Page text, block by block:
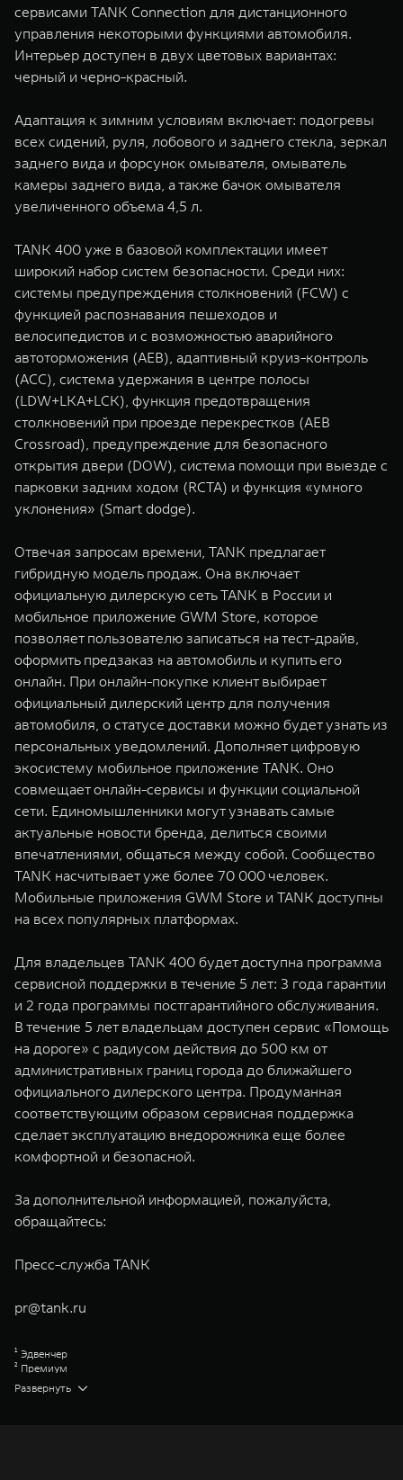
сервисами TANK Connection для дистанционного
управления некоторыми функциями автомобиля.
Интерьер доступен в двух цветовых вариантах:
черный и черно-красный.
Адаптация к зимним условиям включает: подогревы
всех сидений, руля, лобового и заднего стекла, зеркал
заднего вида и форсунок омывателя, омыватель
камеры заднего вида, а также бачок омывателя
увеличенного объема 4,5 л.
TANK 400 уже в базовой комплектации имеет
широкий набор систем безопасности. Среди них:
системы предупреждения столкновений (FCW) с
функцией распознавания пешеходов и
велосипедистов и с возможностью аварийного
автоторможения (AEB), адаптивный круиз-контроль
(ACC), система удержания в центре полосы
(LDW+LKA+LCK), функция предотвращения
столкновений при проезде перекрестков (AEB
Crossroad), предупреждение для безопасного
открытия двери (DOW), система помощи при выезде с
парковки задним ходом (RCTA) и функция «умного
уклонения» (Smart dodge).
Отвечая запросам времени, TANK предлагает
гибридную модель продаж. Она включает
официальную дилерскую сеть TANK в России и
мобильное приложение GWM Store, которое
позволяет пользователю записаться на тест-драйв,
оформить предзаказ на автомобиль и купить его
онлайн. При онлайн-покупке клиент выбирает
официальный дилерский центр для получения
автомобиля, о статусе доставки можно будет узнать из
персональных уведомлений. Дополняет цифровую
экосистему мобильное приложение TANK. Оно
совмещает онлайн-сервисы и функции социальной
сети. Единомышленники могут узнавать самые
актуальные новости бренда, делиться своими
впечатлениями, общаться между собой. Сообщество
TANK насчитывает уже более 70 000 человек.
Мобильные приложения GWM Store и TANK доступны
на всех популярных платформах.
Для владельцев TANK 400 будет доступна программа
сервисной поддержки в течение 5 лет: 3 года гарантии
и 2 года программы постгарантийного обслуживания.
В течение 5 лет владельцам доступен сервис «Помощь
на дороге» с радиусом действия до 500 км от
административных границ города до ближайшего
официального дилерского центра. Продуманная
соответствующим образом сервисная поддержка
сделает эксплуатацию внедорожника еще более
комфортной и безопасной.
За дополнительной информацией, пожалуйста,
обращайтесь:
Пресс-служба TANK
pr@tank.ru
¹ Эдвенчер
² Премиум
³ Торк-Он-Диманд
Great Wall Motor Company Limited (GWM) — глобальный производитель
Развернуть